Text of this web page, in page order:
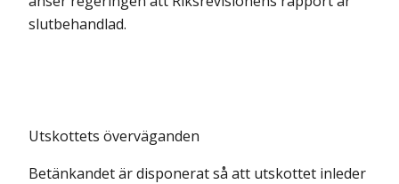
slutbehandlad.
Utskottets överväganden
Betänkandet är disponerat så att utskottet inleder